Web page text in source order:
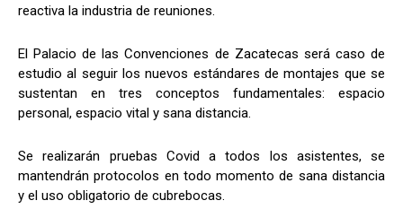
reactiva la industria de reuniones.
El Palacio de las Convenciones de Zacatecas será caso de
estudio al seguir los nuevos estándares de montajes que se
sustentan en tres conceptos fundamentales: espacio
personal, espacio vital y sana distancia.
Se realizarán pruebas Covid a todos los asistentes, se
mantendrán protocolos en todo momento de sana distancia
y el uso obligatorio de cubrebocas.